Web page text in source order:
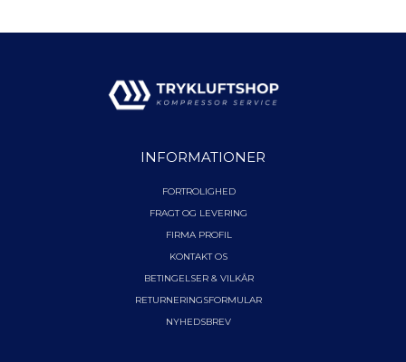
INFORMATIONER
FORTROLIGHED
FRAGT OG LEVERING
FIRMA PROFIL
KONTAKT OS
BETINGELSER & VILKÅR
RETURNERINGSFORMULAR
NYHEDSBREV